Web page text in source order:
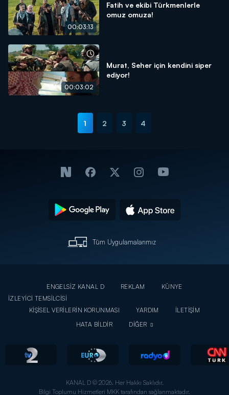
00:03:13
Fatih ve ekibi Türkmenlerle
omuz omuza!
00:03:02
Murat, Seher için kendini siper
ediyor!
1 2 3 4
Tüm Uygulamalarımız
ENGELSİZ KANAL D REKLAM
KÜNYE
İZLEYİCİ TEMSİLCİSİ
KİŞİSEL VERİLERİN KORUNMASI
YARDIM
İLETİŞİM
HATA BİLDİR
DİĞER
KANAL D © 2026. Her Hakkı Saklıdır.
Bilgi Toplumu Hizmetleri MKK tarafından sağlanmaktadır.